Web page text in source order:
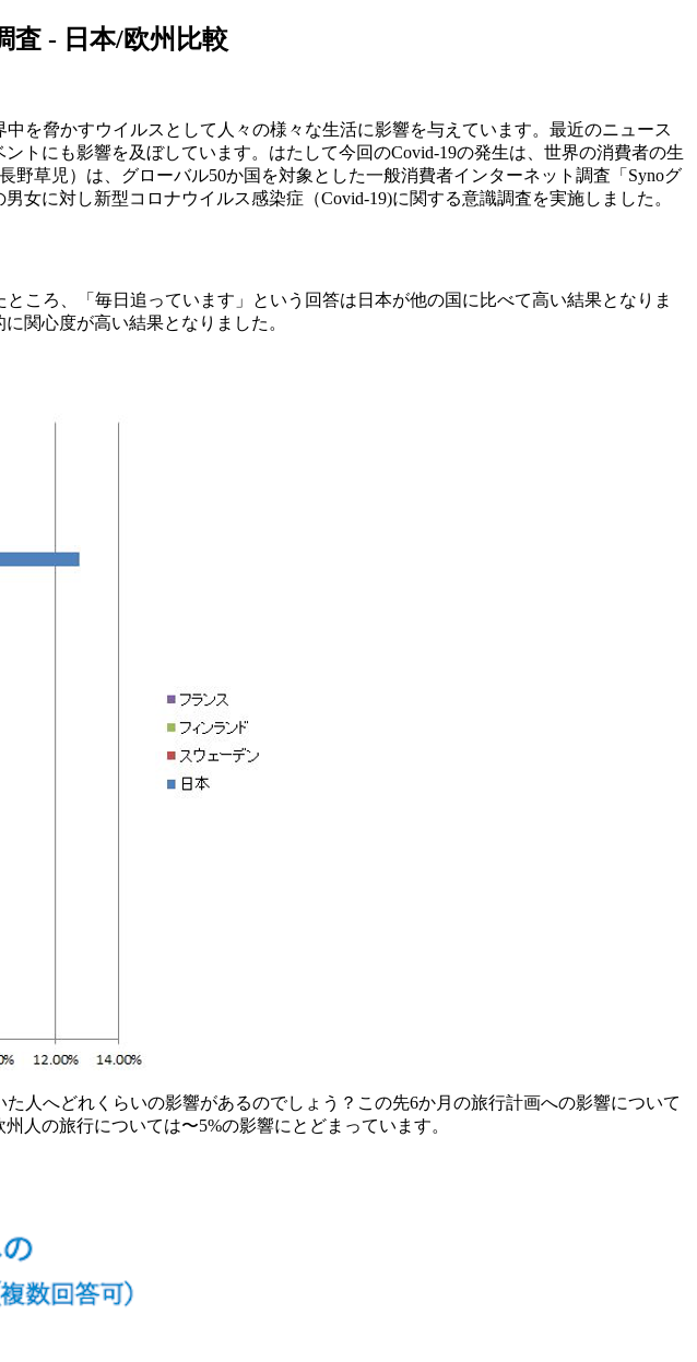
- 日本/欧州比較
を脅かすウイルスとして人々の様々な生活に影響を与えています。最近のニュース
トにも影響を及ぼしています。はたして今回のCovid-19の発生は、世界の消費者の生
草児）は、グローバル50か国を対象とした一般消費者インターネット調査「Synoグ
女に対し新型コロナウイルス感染症（Covid-19)に関する意識調査を実施しました。
ころ、「毎日追っています」という回答は日本が他の国に比べて高い結果となりま
関心度が高い結果となりました。
人へどれくらいの影響があるのでしょう？この先6か月の旅行計画への影響について
人の旅行については〜5%の影響にとどまっています。